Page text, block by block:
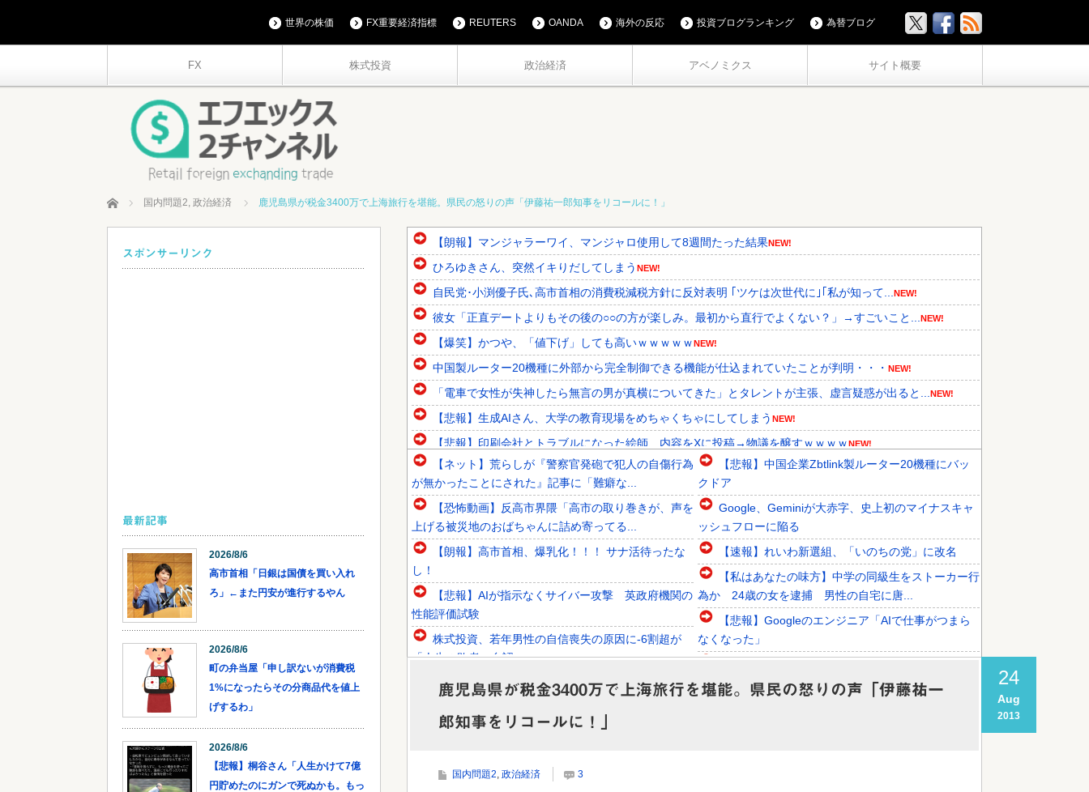
FX 株式投資 政治経済 アベノミクス サイト概要
世界の株価 FX重要経済指標 REUTERS OANDA 海外の反応 投資ブログランキング 為替ブログ
ホーム 国内問題2, 政治経済 鹿児島県が税金3400万で上海旅行を堪能。県民の怒りの声「伊藤祐一郎知事をリコールに！」
【朗報】マンジャラーワイ、マンジャロ使用して8週間たった結果NEW!
ひろゆきさん、突然イキりだしてしまう NEW!
自民党･小渕優子氏､高市首相の消費税減税方針に反対表明 ｢ツケは次世代に｣｢私が知って... NEW!
彼女「正直デートよりもその後の○○の方が楽しみ。最初から直行でよくない？」→すごいこと... NEW!
【爆笑】かつや、「値下げ」しても高いｗｗｗｗｗNEW!
中国製ルーター20機種に外部から完全制御できる機能が仕込まれていたことが判明・・・ NEW!
「電車で女性が失神したら無言の男が真横についてきた」とタレントが主張、虚言疑惑が出ると... NEW!
【悲報】生成AIさん、大学の教育現場をめちゃくちゃにしてしまう NEW!
【悲報】印刷会社とトラブルになった絵師、内容をXに投稿→物議を醸すｗｗｗｗNEW!
韓国人「日本ではテーブルに肘をついてはいけない？日本の食事マナーが想像以上に厳格すぎて...NEW!
韓国人「1592年に現代の機械化部隊がタイムスリップした結果がこちらです」→「あまりの...NEW!
韓国人「韓国人組織19名が一斉検挙される！カンボジアからカザフスタンへ拠点を移して詐欺...
Powered by livedoor 相互RSS
【ネット】荒らしが『警察官発砲で犯人の自傷行為
が無かったことにされた』記事に「難癖な...
【恐怖動画】反高市界隈「高市の取り巻きが、声を
上げる被災地のおばちゃんに詰め寄ってる...
【朗報】高市首相、爆乳化！！！ サナ活待ったな
し！
【悲報】AIが指示なくサイバー攻撃 英政府機関の
性能評価試験
株式投資、若年男性の自信喪失の原因に-6割超が
「人生の敗者」自認
お前ら急げ！怪しい外人みつけたら法務省にタレコ
ミしてみろ！意外と仕事するぞ？
【画像】タトゥーだらけの美人海鮮料理人、現
【悲報】中国企業Zbtlink製ルーター20機種にバッ
クドア
Google、Geminiが大赤字、史上初のマイナスキャ
ッシュフローに陥る
【速報】れいわ新選組、「いのちの党」に改名
【私はあなたの味方】中学の同級生をストーカー行
為か 24歳の女を逮捕 男性の自宅に唐...
【悲報】Googleのエンジニア「AIで仕事がつまら
なくなった」
ワイ「NISAやろう！」マッマ「結果見せてみ？」
24
Aug
2013
鹿児島県が税金3400万で上海旅行を堪能。県民の怒りの声「伊藤祐一
郎知事をリコールに！」
国内問題2, 政治経済 3
スポンサーリンク
最新記事
2026/8/6
高市首相「日銀は国債を買い入れ
ろ」←また円安が進行するやん
2026/8/6
町の弁当屋「申し訳ないが消費税
1%になったらその分商品代を値上
げするわ」
2026/8/6
【悲報】桐谷さん「人生かけて7億
円貯めたのにガンで死ぬかも。もっ